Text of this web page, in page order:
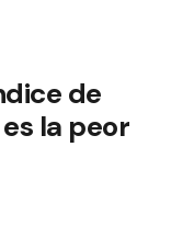
de
la peor